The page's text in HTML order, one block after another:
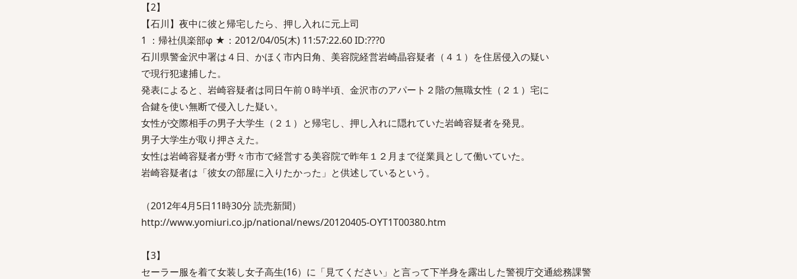
【2】
【石川】夜中に彼と帰宅したら、押し入れに元上司
1 ：帰社倶楽部φ ★：2012/04/05(木) 11:57:22.60 ID:???0
石川県警金沢中署は４日、かほく市内日角、美容院経営岩崎晶容疑者（４１）を住居侵入の疑い
で現行犯逮捕した。
発表によると、岩崎容疑者は同日午前０時半頃、金沢市のアパート２階の無職女性（２１）宅に
合鍵を使い無断で侵入した疑い。
女性が交際相手の男子大学生（２１）と帰宅し、押し入れに隠れていた岩崎容疑者を発見。
男子大学生が取り押さえた。
女性は岩崎容疑者が野々市市で経営する美容院で昨年１２月まで従業員として働いていた。
岩崎容疑者は「彼女の部屋に入りたかった」と供述しているという。
（2012年4月5日11時30分 読売新聞）
http://www.yomiuri.co.jp/national/news/20120405-OYT1T00380.htm
【3】
セーラー服を着て女装し女子高生(16）に「見てください」と言って下半身を露出した警視庁交通総務課警